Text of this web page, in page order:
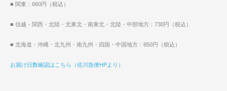
■ 関東：660円（税込）
■ 信越・関西・北陸・北東北・南東北・北陸・中部地方：730円（税込）
■ 北海道・沖縄・北九州・南九州・四国・中国地方：850円（税込）
お届け日数確認はこちら（佐川急便HPより）